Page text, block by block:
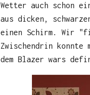
Wetter auch schon
aus dicken,
einen Schirm. Wir
Zwischendrin konnte
dem Blazer wars